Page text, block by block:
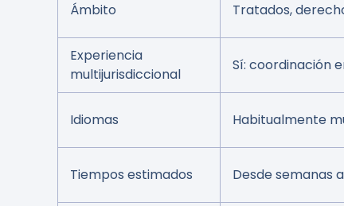
Ámbito Tratados,
Experiencia
multijurisdiccional
Sí: coordinación
Idiomas Habitualmente
Tiempos estimados Desde semanas